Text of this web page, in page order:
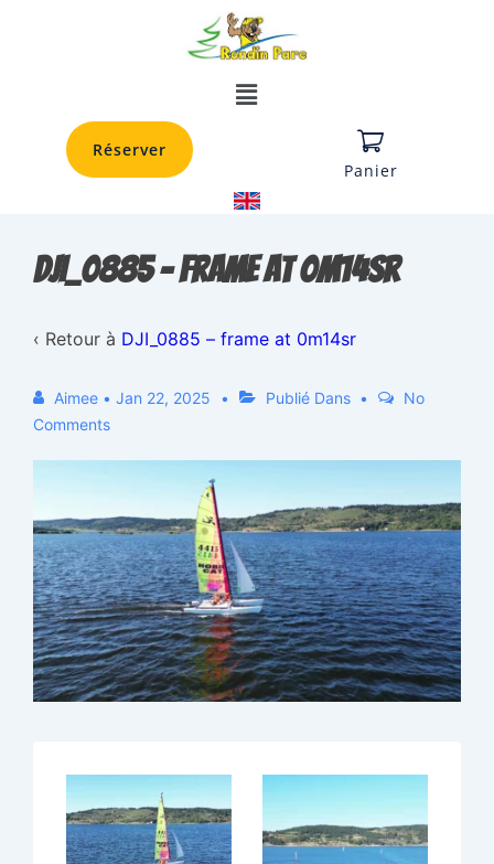
Réserver
Panier
DJI_0885 – frame at 0m14sr
‹ Retour à DJI_0885 – frame at 0m14sr
Aimee • Jan 22, 2025 Publié Dans
No
Comments